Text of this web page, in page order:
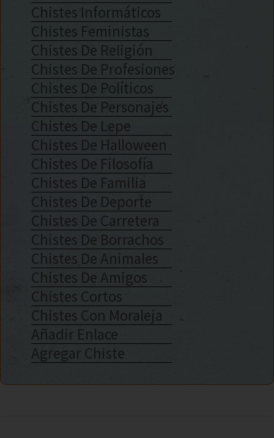
Chistes Informáticos
Chistes Feministas
Chistes De Religión
Chistes De Profesiones
Chistes De Políticos
Chistes De Personajes
Chistes De Lepe
Chistes De Halloween
Chistes De Filosofía
Chistes De Familia
Chistes De Deporte
Chistes De Carretera
Chistes De Borrachos
Chistes De Animales
Chistes De Amigos
Chistes Cortos
Chistes Con Moraleja
Añadir Enlace
Agregar Chiste